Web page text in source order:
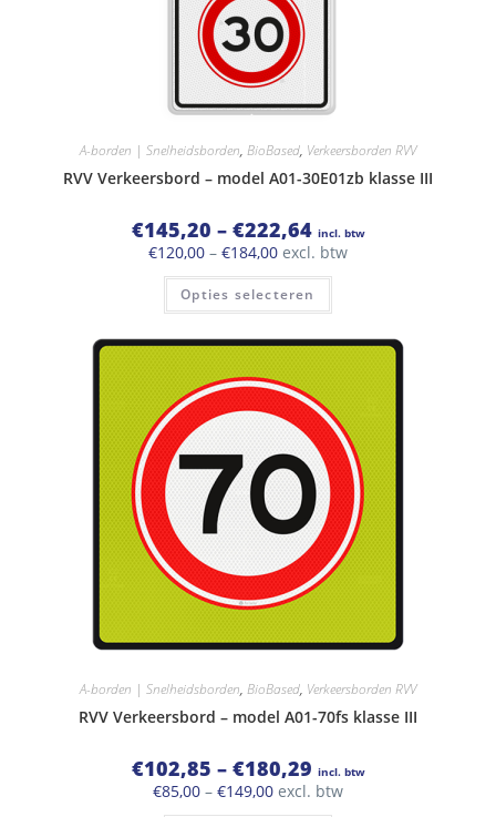
A-borden | Snelheidsborden, BioBased, Verkeersborden RVV
RVV Verkeersbord – model A01-30E01zb klasse III
€145,20 – €222,64 Prijsklasse:
€145,20
tot
€222,64
incl. btw
€120,00 – €184,00Prijsklasse:
€120,00
tot
€184,00
excl. btw
Opties selecteren
Dit
heeft
variaties.
gekozen
worden
op
de
productpagina
A-borden | Snelheidsborden, BioBased, Verkeersborden RVV
RVV Verkeersbord – model A01-70fs klasse III
€102,85 – €180,29Prijsklasse:
€102,85
tot
€180,29
incl. btw
€85,00 – €149,00Prijsklasse:
excl. btw